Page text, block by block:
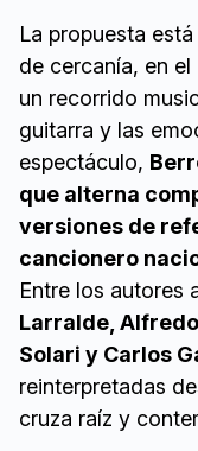
La propuesta
de cercanía, en
un recorrido
guitarra y las
espectáculo,
que alterna
versiones de
cancionero
Entre los autores
Larralde,
Solari y Carlos
reinterpretadas
cruza raíz y